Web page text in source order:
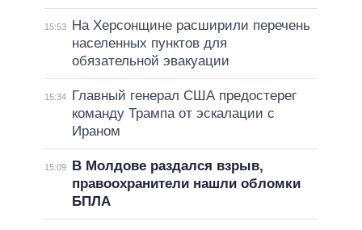
15:53
На Херсонщине расширили перечень
населенных пунктов для
обязательной эвакуации
15:34
Главный генерал США предостерег
команду Трампа от эскалации с
Ираном
15:09
В Молдове раздался взрыв,
правоохранители нашли обломки
БПЛА